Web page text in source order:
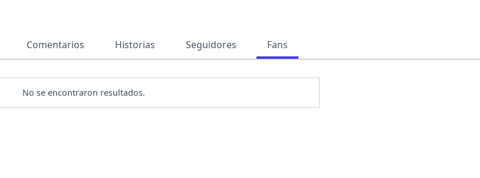
Comentarios Historias Seguidores Fans
No se encontraron resultados.